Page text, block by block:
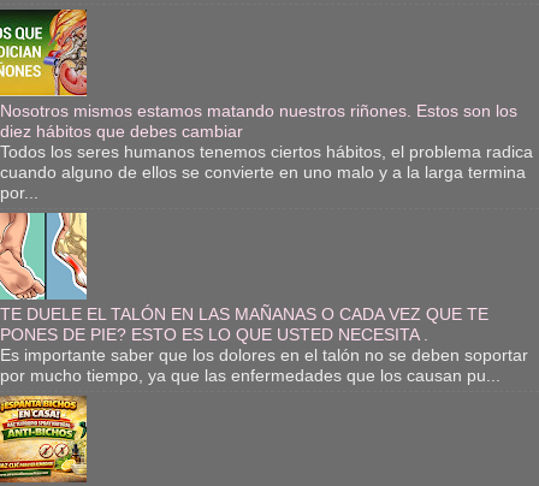
Nosotros mismos estamos matando nuestros riñones. Estos son los
diez hábitos que debes cambiar
Todos los seres humanos tenemos ciertos hábitos, el problema radica
cuando alguno de ellos se convierte en uno malo y a la larga termina
por...
TE DUELE EL TALÓN EN LAS MAÑANAS O CADA VEZ QUE TE
PONES DE PIE? ESTO ES LO QUE USTED NECESITA .
Es importante saber que los dolores en el talón no se deben soportar
por mucho tiempo, ya que las enfermedades que los causan pu...